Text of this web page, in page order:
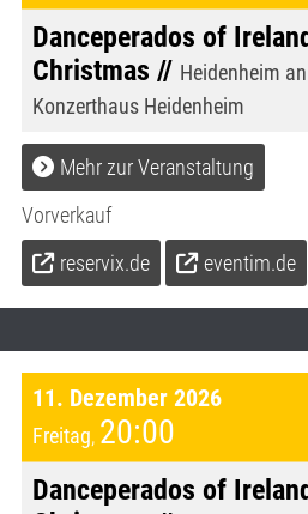
Danceperados of
Christmas // Heidenheim
Konzerthaus Heidenheim
Mehr zur Veranstaltung
Vorverkauf
reservix.de
eventim.de
11. Dezember 2026
Freitag, 20:00
Danceperados of